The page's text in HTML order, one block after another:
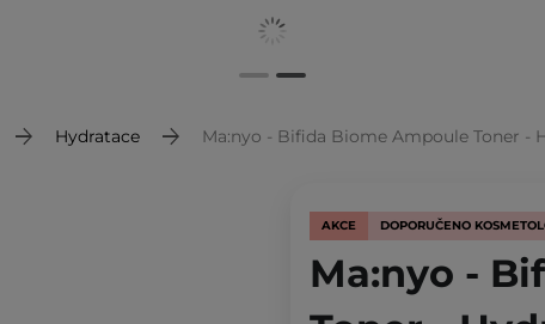
Hydratace Ma:nyo - Bifida Biome Ampoule Toner
AKCE DOPORUČENO
Ma:nyo -